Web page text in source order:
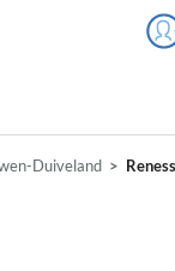
Duiveland